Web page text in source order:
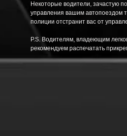
Некоторые водители, зачастую
управления вашим автопоездом
полиции отстранит вас от
P.S. Водителям, владеющим
рекомендуем распечатать